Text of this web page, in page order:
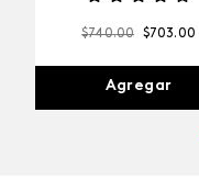
$740.00 $703.00
Agregar